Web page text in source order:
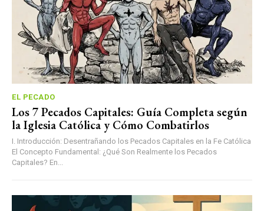
EL PECADO
Los 7 Pecados Capitales: Guía Completa según
la Iglesia Católica y Cómo Combatirlos
I. Introducción: Desentrañando los Pecados Capitales en la Fe Católica
El Concepto Fundamental: ¿Qué Son Realmente los Pecados
Capitales? En...